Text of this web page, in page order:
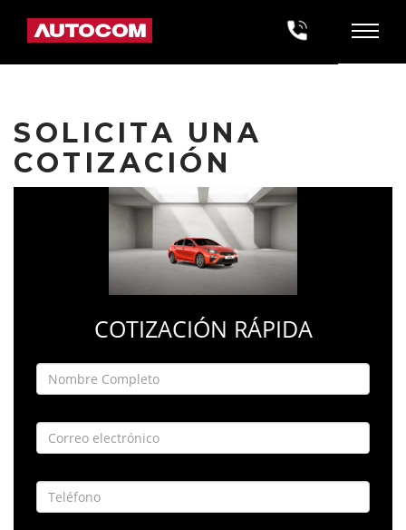
SOLICITA UNA
COTIZACIÓN